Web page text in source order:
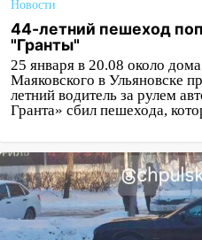
Новости
44-летний пешеход
"Гранты"
25 января в 20.08 около
Маяковского в Ульяновске
летний водитель за рулем
Гранта» сбил пешехода,